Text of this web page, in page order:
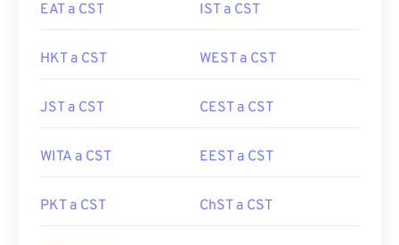
EAT a CST IST a CST
HKT a CST WEST a CST
JST a CST CEST a CST
WITA a CST EEST a CST
PKT a CST ChST a CST